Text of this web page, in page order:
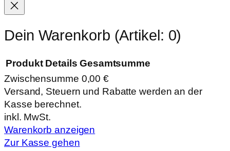
Dein Warenkorb (Artikel: 0)
Produkte
im
Warenkorb
Produkt Details Gesamtsumme
Zwischensumme 0,00 €
Versand, Steuern und Rabatte werden an der
Kasse berechnet.
inkl. MwSt.
Warenkorb anzeigen
Zur Kasse gehen